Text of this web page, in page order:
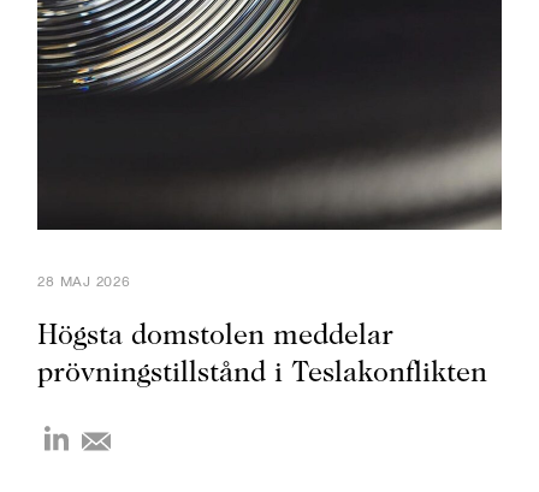
28 MAJ 2026
Högsta domstolen meddelar
prövningstillstånd i Teslakonflikten